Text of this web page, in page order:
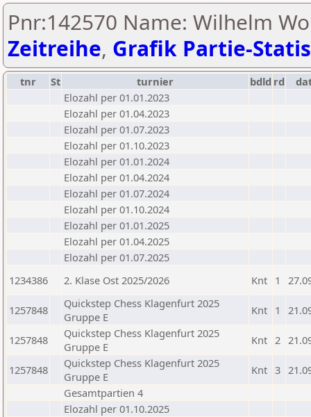
Pnr:142570 Name: Wilhelm
Zeitreihe, Grafik Partie-
tnr St turnier bdld rd
Elozahl per 01.01.2023
Elozahl per 01.04.2023
Elozahl per 01.07.2023
Elozahl per 01.10.2023
Elozahl per 01.01.2024
Elozahl per 01.04.2024
Elozahl per 01.07.2024
Elozahl per 01.10.2024
Elozahl per 01.01.2025
Elozahl per 01.04.2025
Elozahl per 01.07.2025
1234386
2. Klase Ost 2025/2026 Knt 1
1257848
Quickstep Chess Klagenfurt 2025
Gruppe E
Knt 1
1257848
Quickstep Chess Klagenfurt 2025
Gruppe E
Knt 2
1257848
Quickstep Chess Klagenfurt 2025
Gruppe E
Knt 3
Gesamtpartien 4
Elozahl per 01.10.2025